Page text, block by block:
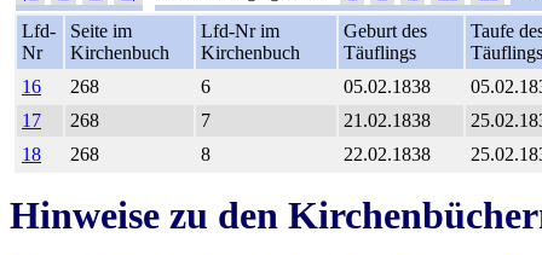
Lfd-
Nr
Seite im
Kirchenbuch
Lfd-Nr im
Kirchenbuch
Geburt des
Täuflings
Taufe
Täuflings
16
268 6 05.02.1838
17
268 7 21.02.1838
18
268 8 22.02.1838
Hinweise zu den